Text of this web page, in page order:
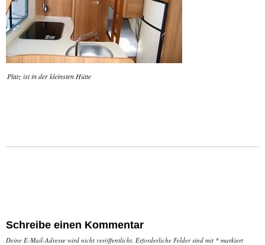
Platz ist in der kleinsten Hütte
Schreibe einen Kommentar
Deine E-Mail-Adresse wird nicht veröffentlicht. Erforderliche Felder sind mit * markiert